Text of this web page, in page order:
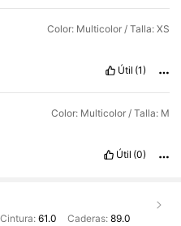
Color: Multicolor / Talla: XS
Útil (1)
Color: Multicolor / Talla: M
Útil (0)
Cintura: 61.0 Caderas: 89.0